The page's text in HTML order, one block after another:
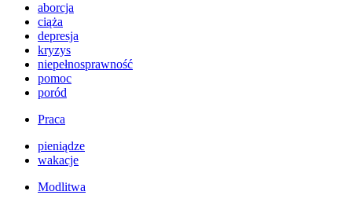
aborcja
ciąża
depresja
kryzys
niepełnosprawność
pomoc
poród
Praca
pieniądze
wakacje
Modlitwa